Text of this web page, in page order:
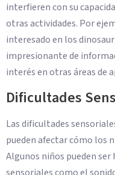
interfieren con su
otras actividades. Por
interesado en los
impresionante de
interés en otras áreas de
Dificultades
Las dificultades
pueden afectar cómo los
Algunos niños pueden